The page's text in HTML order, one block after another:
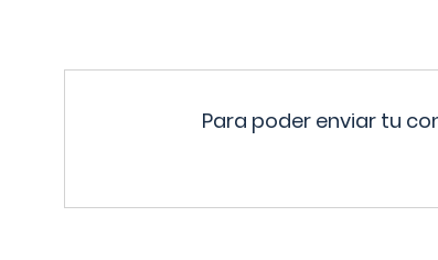
Para poder enviar tu